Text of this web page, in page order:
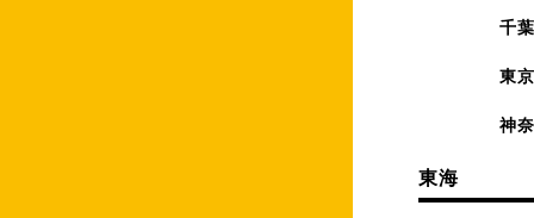
千
東
神
東海